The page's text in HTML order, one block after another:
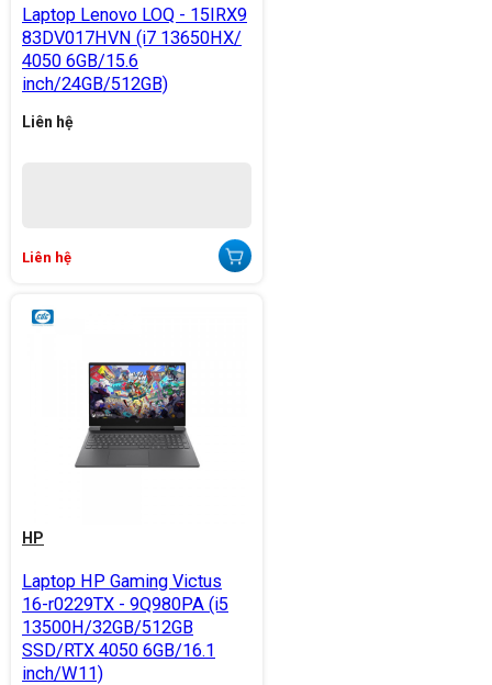
Laptop Lenovo LOQ - 15IRX9
83DV017HVN (i7 13650HX/
4050 6GB/15.6
inch/24GB/512GB)
Liên hệ
Liên hệ
HP
Laptop HP Gaming Victus
16-r0229TX - 9Q980PA (i5
13500H/32GB/512GB
SSD/RTX 4050 6GB/16.1
inch/W11)